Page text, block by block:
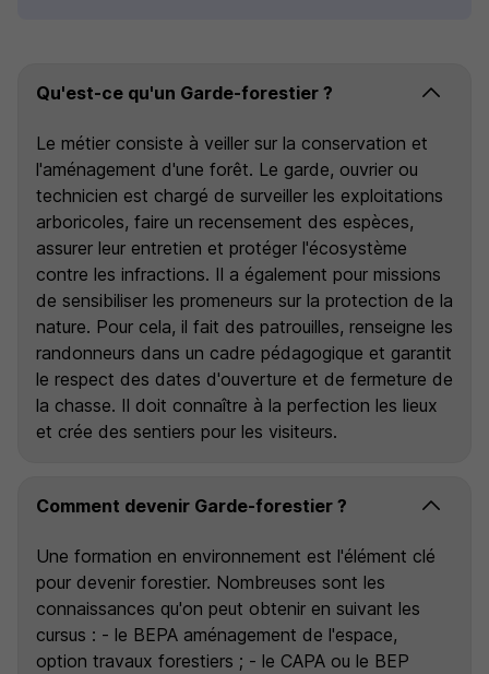
Qu'est-ce qu'un Garde-forestier ?
Le métier consiste à veiller sur la conservation et
l'aménagement d'une forêt. Le garde, ouvrier ou
technicien est chargé de surveiller les exploitations
arboricoles, faire un recensement des espèces,
assurer leur entretien et protéger l'écosystème
contre les infractions. Il a également pour missions
de sensibiliser les promeneurs sur la protection de la
nature. Pour cela, il fait des patrouilles, renseigne les
randonneurs dans un cadre pédagogique et garantit
le respect des dates d'ouverture et de fermeture de
la chasse. Il doit connaître à la perfection les lieux
et crée des sentiers pour les visiteurs.
Comment devenir Garde-forestier ?
Une formation en environnement est l'élément clé
pour devenir forestier. Nombreuses sont les
connaissances qu'on peut obtenir en suivant les
cursus : - le BEPA aménagement de l'espace,
option travaux forestiers ; - le CAPA ou le BEP